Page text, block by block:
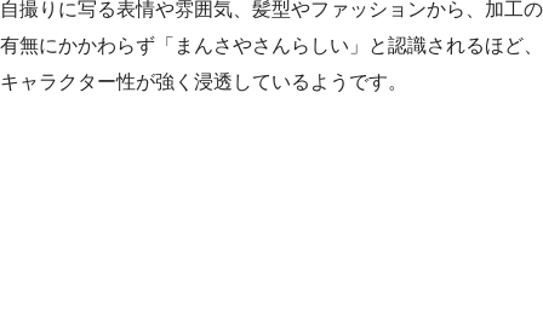
自撮りに写る表情や雰囲気、髪型やファッションから、加工の
有無にかかわらず「まんさやさんらしい」と認識されるほど、
キャラクター性が強く浸透しているようです。